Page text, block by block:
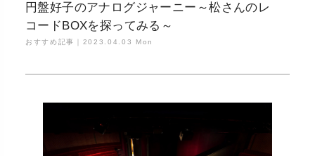
円盤好子のアナログジャーニー～松さんのレ
コードBOXを探ってみる～
おすすめ記事｜ 2023.04.03 Mon